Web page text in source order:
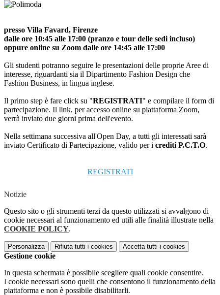
presso Villa Favard, Firenze
dalle ore 10:45 alle 17:00 (pranzo e tour delle sedi incluso)
oppure online su Zoom dalle ore 14:45 alle 17:00
Gli studenti potranno seguire le presentazioni delle proprie Aree di
interesse, riguardanti sia il Dipartimento Fashion Design che
Fashion Business, in lingua inglese.
Il primo step è fare click su "REGISTRATI" e compilare il form di
partecipazione. Il link, per accesso online su piattaforma Zoom,
verrà inviato due giorni prima dell'evento.
Nella settimana successiva all'Open Day, a tutti gli interessati sarà
inviato Certificato di Partecipazione, valido per i crediti P.C.T.O.
REGISTRATI
Notizie
Questo sito o gli strumenti terzi da questo utilizzati si avvalgono di
cookie necessari al funzionamento ed utili alle finalità illustrate nella
COOKIE POLICY.
Personalizza Rifiuta tutti i cookies Accetta tutti i cookies
Gestione cookie
In questa schermata è possibile scegliere quali cookie consentire.
I cookie necessari sono quelli che consentono il funzionamento della
piattaforma e non è possibile disabilitarli.